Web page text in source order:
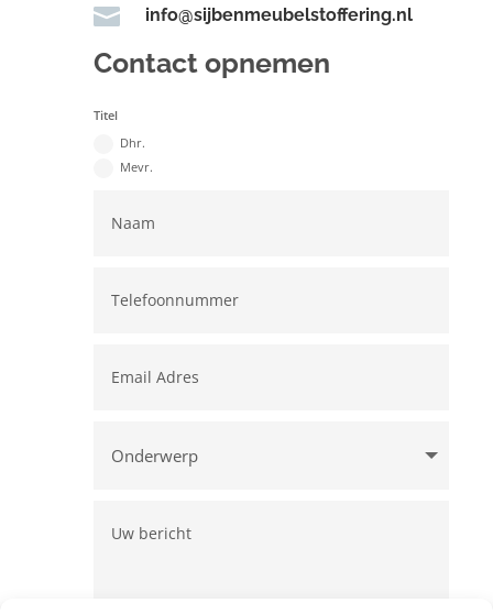
 info@sijbenmeubelstoffering.nl
Contact opnemen
Titel
Dhr.
Mevr.